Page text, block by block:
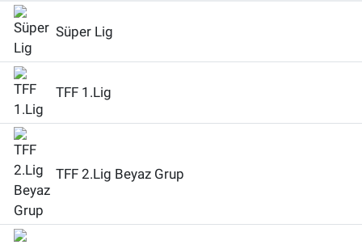
Süper Lig
TFF 1.Lig
TFF 2.Lig Beyaz Grup
SAĞLIK
Keşfet